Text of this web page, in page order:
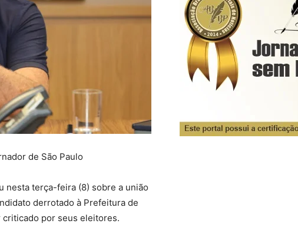
de São Paulo
nesta terça-feira (8) sobre a união
derrotado à Prefeitura de
criticado por seus eleitores.